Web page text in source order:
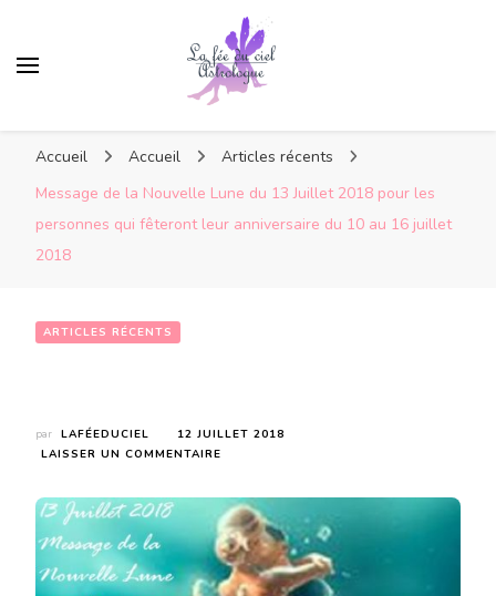
Accueil Accueil
Articles récents
Message de la Nouvelle Lune du 13 Juillet 2018 pour les
personnes qui fêteront leur anniversaire du 10 au 16 juillet
2018
ARTICLES RÉCENTS
par LAFÉEDUCIEL
12 JUILLET 2018
LAISSER UN COMMENTAIRE
LA
NOUVELLE
LUNE
DU
13